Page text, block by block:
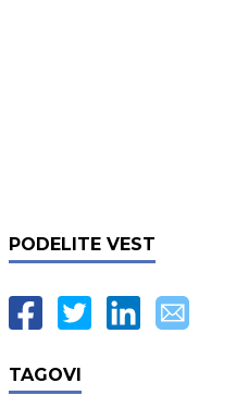
PODELITE VEST
TAGOVI